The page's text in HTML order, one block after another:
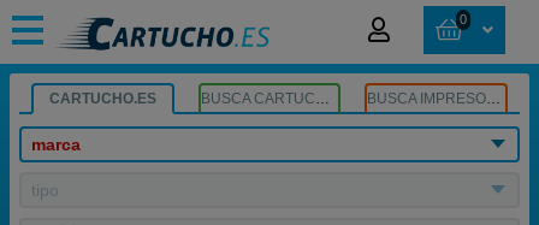
0
CARTUCHO.ES BUSCA CARTUCHOS BUSCA IMPRESORA
marca
tipo